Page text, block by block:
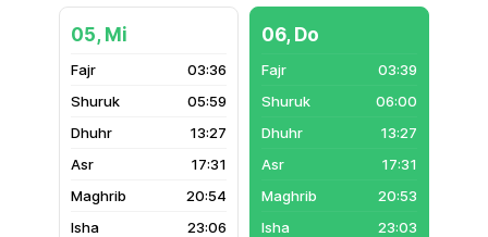
05, Mi
03:36
05:59
13:27
17:31
20:54
23:06
06, Do
03:39
06:00
13:27
17:31
20:53
23:03